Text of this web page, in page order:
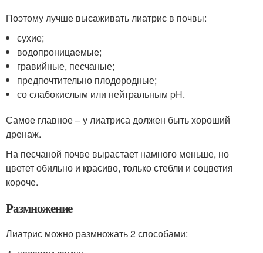
Поэтому лучше высаживать лиатрис в почвы:
сухие;
водопроницаемые;
гравийные, песчаные;
предпочтительно плодородные;
со слабокислым или нейтральным pH.
Самое главное – у лиатриса должен быть хороший
дренаж.
На песчаной почве вырастает намного меньше, но
цветет обильно и красиво, только стебли и соцветия
короче.
Размножение
Лиатрис можно размножать 2 способами: